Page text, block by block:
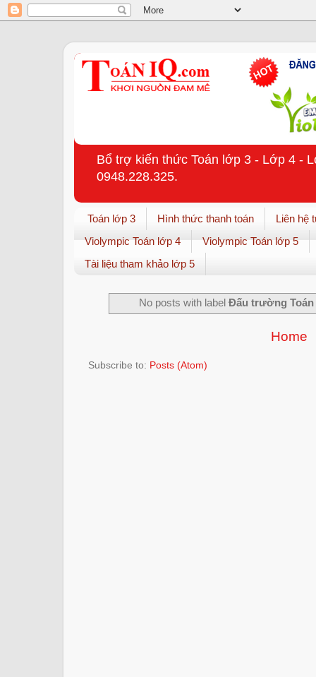
Bổ trợ kiến thức Toán lớp 3 - Lớp 4 -
0948.228.325.
Toán lớp 3 Hình thức thanh toán
Liên hệ
Violympic Toán lớp 4
Violympic Toán lớp 5
Tài liệu tham khảo lớp 5
No posts with label Đấu trường Toán
Home
Subscribe to: Posts (Atom)